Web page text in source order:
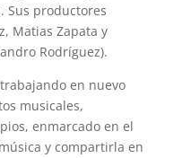
Sus productores
Matias Zapata y
Rodríguez).
en nuevo
musicales,
enmarcado en el
y compartirla en